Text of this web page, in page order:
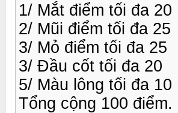
1/ Mắt điểm tối đa 20
2/ Mũi điểm tối đa 25
3/ Mỏ điểm tối đa 25
3/ Đầu cốt tối đa 20
5/ Màu lông tối đa 10
Tổng cộng 100 điểm.